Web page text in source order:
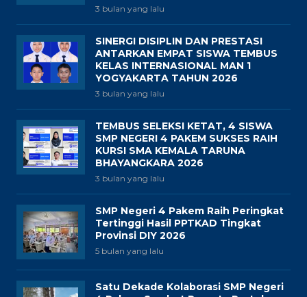
3 bulan yang lalu
SINERGI DISIPLIN DAN PRESTASI
ANTARKAN EMPAT SISWA TEMBUS
KELAS INTERNASIONAL MAN 1
YOGYAKARTA TAHUN 2026
3 bulan yang lalu
TEMBUS SELEKSI KETAT, 4 SISWA
SMP NEGERI 4 PAKEM SUKSES RAIH
KURSI SMA KEMALA TARUNA
BHAYANGKARA 2026
3 bulan yang lalu
SMP Negeri 4 Pakem Raih Peringkat
Tertinggi Hasil PPTKAD Tingkat
Provinsi DIY 2026
5 bulan yang lalu
Satu Dekade Kolaborasi SMP Negeri